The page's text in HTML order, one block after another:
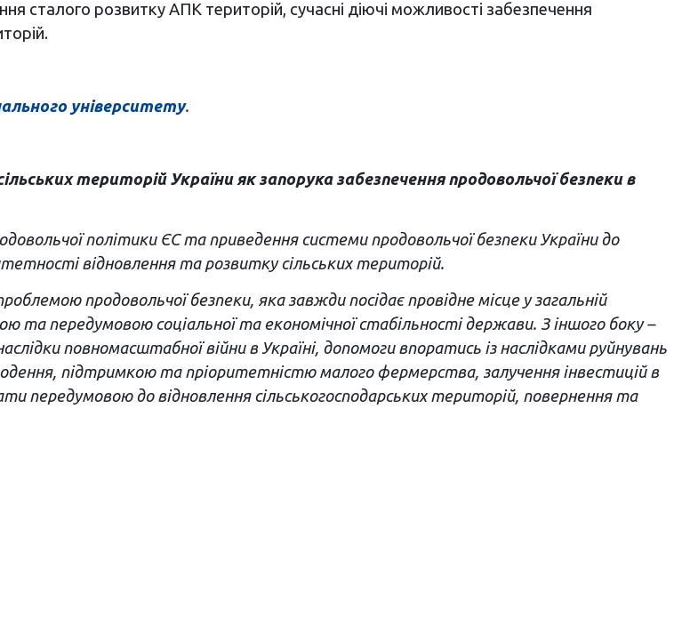
сталого розвитку АПК територій, сучасні діючі можливості забезпечення
університету.
територій України як запорука забезпечення продовольчої безпеки в
політики ЄС та приведення системи продовольчої безпеки України до
відновлення та розвитку сільських територій.
продовольчої безпеки, яка завжди посідає провідне місце у загальній
та передумовою соціальної та економічної стабільності держави. З іншого боку –
повномасштабної війни в Україні, допомоги впоратись із наслідками руйнувань
підтримкою та пріоритетністю малого фермерства, залучення інвестицій в
передумовою до відновлення сільськогосподарських територій, повернення та